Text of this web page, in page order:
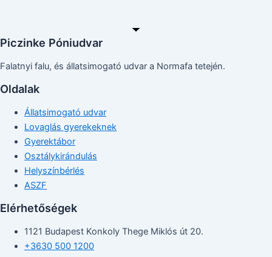
Piczinke Póniudvar
Falatnyi falu, és állatsimogató udvar a Normafa tetején.
Oldalak
Állatsimogató udvar
Lovaglás gyerekeknek
Gyerektábor
Osztálykirándulás
Helyszínbérlés
ASZF
Elérhetőségek
1121 Budapest Konkoly Thege Miklós út 20.
+3630 500 1200